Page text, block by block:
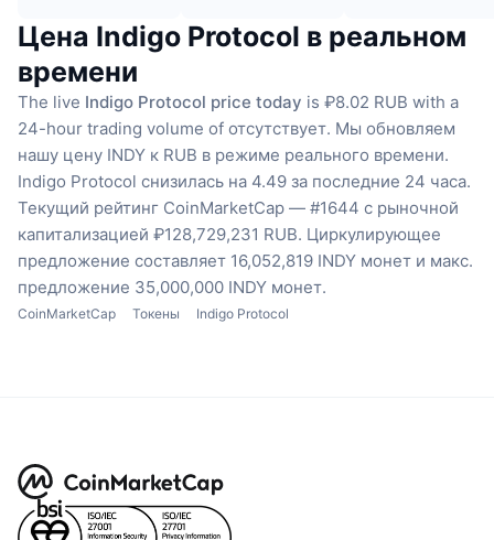
Цена Indigo Protocol в реальном
времени
The live Indigo Protocol price today is ₽8.02 RUB with a
24-hour trading volume of отсутствует. Мы обновляем
нашу цену INDY к RUB в режиме реального времени.
Indigo Protocol снизилась на 4.49 за последние 24 часа.
Текущий рейтинг CoinMarketCap — #1644 с рыночной
капитализацией ₽128,729,231 RUB. Циркулирующее
предложение составляет 16,052,819 INDY монет и макс.
предложение 35,000,000 INDY монет.
CoinMarketCap Токены Indigo Protocol